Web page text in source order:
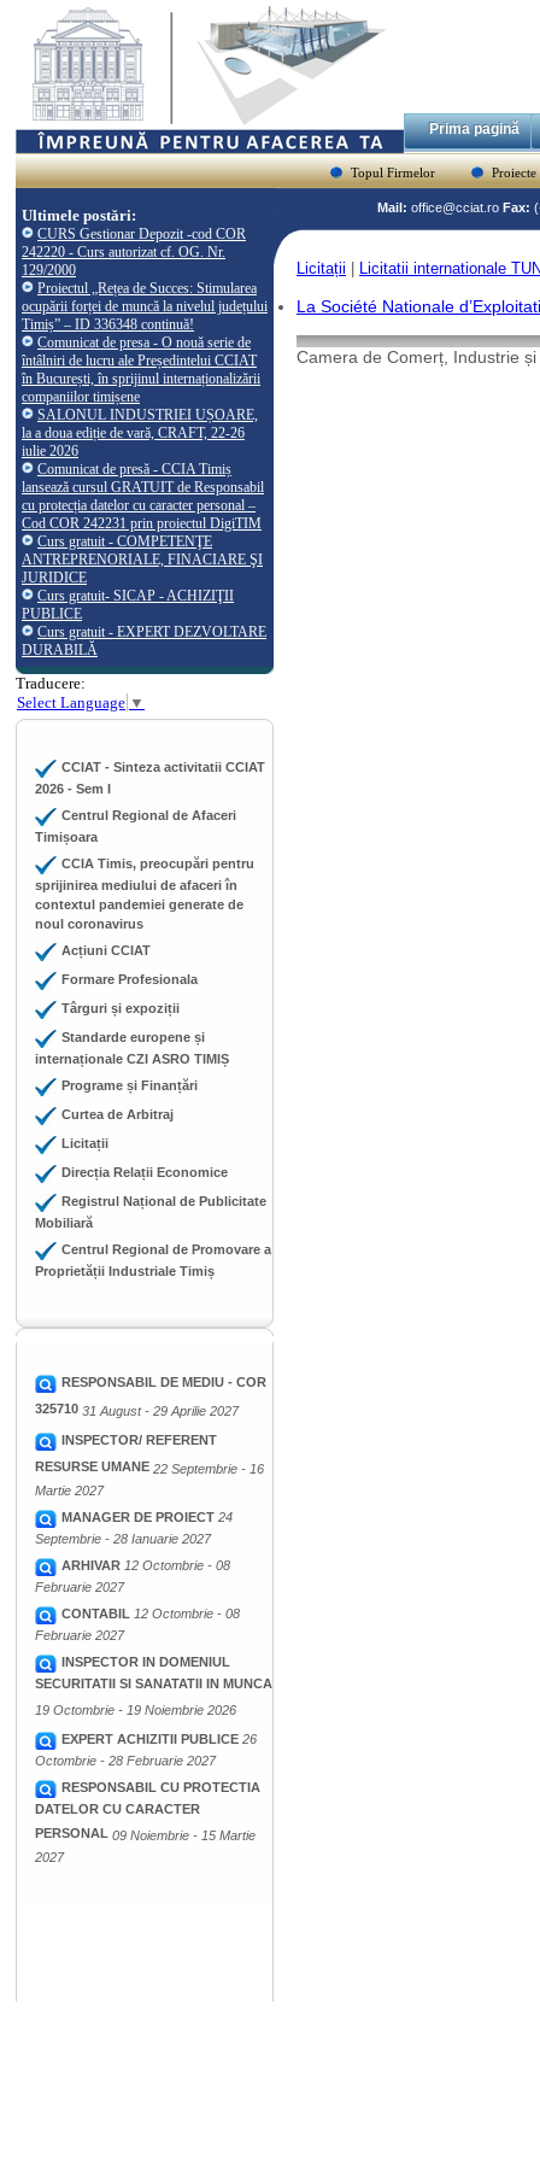
Prima pagină
Topul Firmelor Proiecte
Ultimele postări:
CURS Gestionar Depozit -cod COR
242220 - Curs autorizat cf. OG. Nr.
129/2000
Proiectul „Rețea de Succes: Stimularea
ocupării forței de muncă la nivelul județului
Timiș” – ID 336348 continuă!
Comunicat de presa - O nouă serie de
întâlniri de lucru ale Președintelui CCIAT
în București, în sprijinul internaționalizării
companiilor timișene
SALONUL INDUSTRIEI UȘOARE,
la a doua ediție de vară, CRAFT, 22-26
iulie 2026
Comunicat de presă - CCIA Timiș
lansează cursul GRATUIT de Responsabil
cu protecția datelor cu caracter personal –
Cod COR 242231 prin proiectul DigiTIM
Curs gratuit - COMPETENŢE
ANTREPRENORIALE, FINACIARE ŞI
JURIDICE
Curs gratuit- SICAP - ACHIZIŢII
PUBLICE
Curs gratuit - EXPERT DEZVOLTARE
DURABILĂ
Traducere:
Select Language ▼
CCIAT - Sinteza activitatii CCIAT
2026 - Sem I
Centrul Regional de Afaceri
Timișoara
CCIA Timis, preocupări pentru
sprijinirea mediului de afaceri în
contextul pandemiei generate de
noul coronavirus
Acțiuni CCIAT
Formare Profesionala
Târguri și expoziții
Standarde europene și
internaționale CZI ASRO TIMIȘ
Programe și Finanțări
Curtea de Arbitraj
Licitații
Direcția Relații Economice
Registrul Național de Publicitate
Mobiliară
Centrul Regional de Promovare a
Proprietății Industriale Timiș
RESPONSABIL DE MEDIU - COR
325710 31 August - 29 Aprilie 2027
INSPECTOR/ REFERENT
RESURSE UMANE 22 Septembrie - 16
Martie 2027
MANAGER DE PROIECT 24
Septembrie - 28 Ianuarie 2027
ARHIVAR 12 Octombrie - 08
Februarie 2027
CONTABIL 12 Octombrie - 08
Februarie 2027
INSPECTOR IN DOMENIUL
SECURITATII SI SANATATII IN MUNCA
19 Octombrie - 19 Noiembrie 2026
EXPERT ACHIZITII PUBLICE 26
Octombrie - 28 Februarie 2027
RESPONSABIL CU PROTECTIA
DATELOR CU CARACTER
PERSONAL 09 Noiembrie - 15 Martie
2027
Mail: office@cciat.ro Fax:
Licitații Licitatii internationale
La Société Nationale
Camera de Comerț, Industrie